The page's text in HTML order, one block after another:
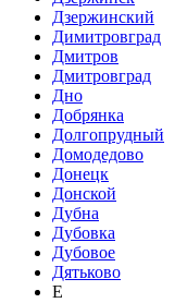
Дзержинский
Димитровград
Дмитров
Дмитровград
Дно
Добрянка
Долгопрудный
Домодедово
Донецк
Донской
Дубна
Дубовка
Дубовое
Дятьково
Е